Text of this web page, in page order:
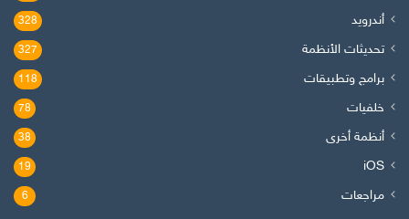
أندرويد 328
تحديثات الأنظمة 327
برامج وتطبيقات 118
خلفيات 78
أنظمة أخرى 38
iOS
19
مراجعات 6